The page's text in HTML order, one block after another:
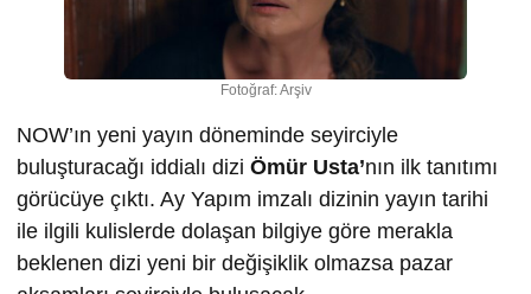
Fotoğraf: Arşiv
NOW’ın yeni yayın döneminde seyirciyle
buluşturacağı iddialı dizi Ömür Usta’nın ilk tanıtımı
görücüye çıktı. Ay Yapım imzalı dizinin yayın tarihi
ile ilgili kulislerde dolaşan bilgiye göre merakla
beklenen dizi yeni bir değişiklik olmazsa pazar